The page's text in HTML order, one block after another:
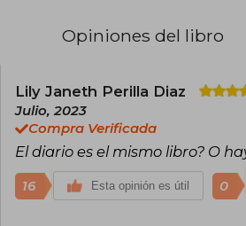
psicología y
Opiniones del libro
Lily Janeth Perilla Diaz
Julio, 2023
Compra Verificada
El diario es el mismo libro? O
16 Esta opinión es útil 0